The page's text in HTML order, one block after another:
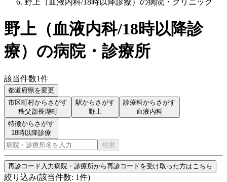
野上（血液内科/18時以降診療）の病院・クリニック
野上 （血液内科/18時以降診
療） の病院・診療所
該当件数1件
都道府県を変更
市区町村からさがす
秩父郡長瀞町
駅からさがす
野上
診療科からさがす
血液内科
特徴からさがす
18時以降診療
検索
再診コード入力病院・診療所から再診コードを受け取った方はこちら
絞り込み(該当件数: 1件)